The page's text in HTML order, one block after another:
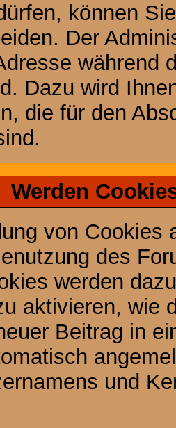
können
Der
während
Dazu wird
die für den
Werden
von
des
werden
aktivieren, wie
Beitrag in
und